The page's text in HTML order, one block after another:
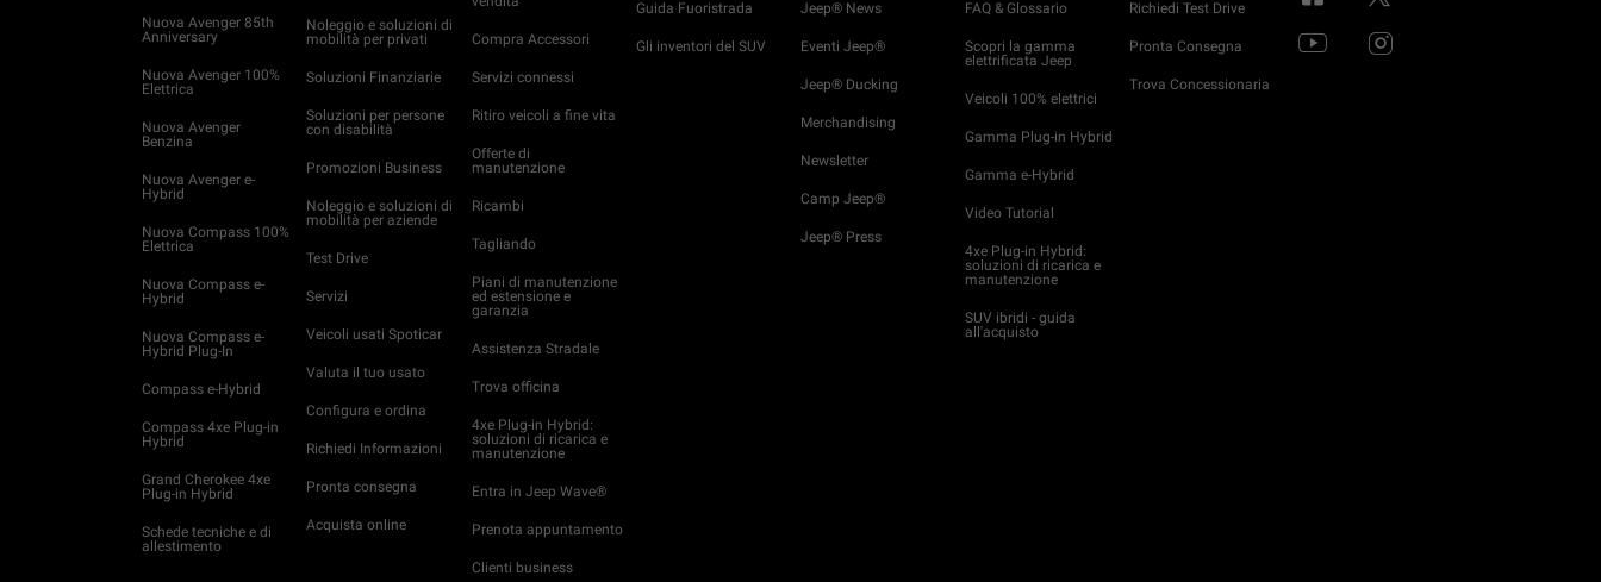
Nuova Avenger 85th
Anniversary
Nuova Avenger 100%
Elettrica
Nuova Avenger
Benzina
Nuova Avenger e-
Hybrid
Nuova Compass 100%
Elettrica
Nuova Compass e-
Hybrid
Nuova Compass e-
Hybrid Plug-In
Compass e-Hybrid
Compass 4xe Plug-in
Hybrid
Grand Cherokee 4xe
Plug-in Hybrid
Schede tecniche e di
allestimento
Noleggio e soluzioni di
mobilità per privati
Soluzioni Finanziarie
Soluzioni per persone
con disabilità
Promozioni Business
Noleggio e soluzioni di
mobilità per aziende
Test Drive
Servizi
Veicoli usati Spoticar
Valuta il tuo usato
Configura e ordina
Richiedi Informazioni
Pronta consegna
Acquista online
Compra Accessori
Servizi connessi
Ritiro veicoli a fine vita
Offerte di
manutenzione
Ricambi
Tagliando
Piani di manutenzione
ed estensione e
garanzia
Assistenza Stradale
Trova officina
4xe Plug-in Hybrid:
soluzioni di ricarica e
manutenzione
Entra in Jeep Wave®
Prenota appuntamento
Clienti business
Guida Fuoristrada
Gli inventori del SUV
Jeep® News
Eventi Jeep®
Jeep® Ducking
Merchandising
Newsletter
Camp Jeep®
Jeep® Press
FAQ & Glossario
Scopri la gamma
elettrificata Jeep
Veicoli 100% elettrici
Gamma Plug-in Hybrid
Gamma e-Hybrid
Video Tutorial
4xe Plug-in Hybrid:
soluzioni di ricarica e
manutenzione
SUV ibridi - guida
all'acquisto
Richiedi Test Drive
Pronta Consegna
Trova Concessionaria